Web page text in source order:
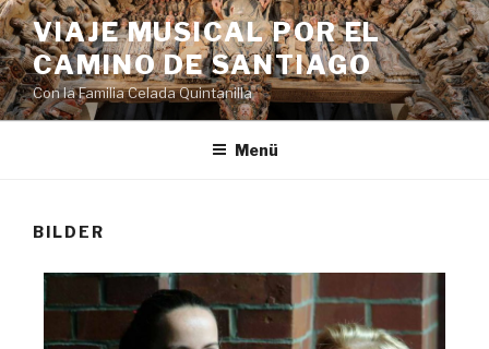
VIAJE MUSICAL POR EL
CAMINO DE SANTIAGO
Con la Familia Celada Quintanilla
Menü
BILDER